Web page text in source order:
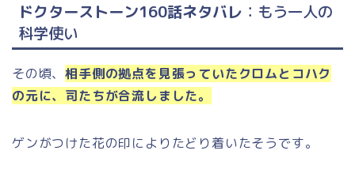
ドクターストーン160話ネタバレ ：もう一人の
科学使い
その頃、相手側の拠点を見張っていたクロムとコハク
の元に、司たちが合流しました。
ゲンがつけた花の印によりたどり着いたそうです。